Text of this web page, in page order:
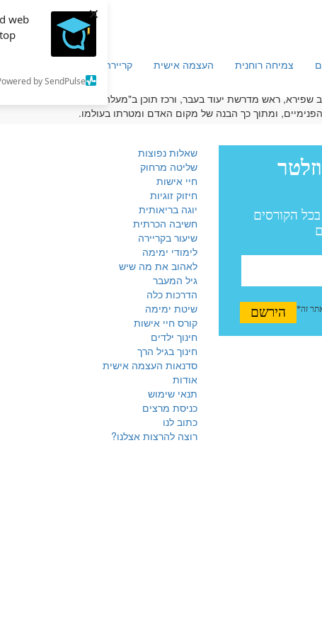
web
by SendPulse
×
קריירה וכלכלה העצמה אישית צמיחה רוחנית
שפירא, ראש מדרשת יעוד בעבר, ורכז תוכן ב"מעלה" הוא מרצה ליהדות
הפנימיים, ומתוך כך הבנה של מקום האדם ומטרתו בעולמו.
שאלות נפוצות
שליטה מרחוק
חיי אישות
חיזוק זוגיות
יוגה בריאותית
חשיבה הכרתית
שיעור בקריירה
לימודי ימימה
לאהוב את מה שיש
גיל המעבר
הדרכות כלה
שיטת ימימה
קורס חיי אישות
חינוך ילדים
חינוך בגיל הרך
סדנאות העצמה אישית
אודות
תנאי שימוש
כניסת מרצים
כתוב לנו
רוצה להרצות אצלנו?